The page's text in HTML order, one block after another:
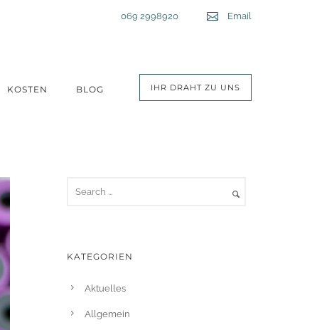
069 2998920 Email
IHR DRAHT ZU UNS
KOSTEN BLOG
KATEGORIEN
Aktuelles
Allgemein